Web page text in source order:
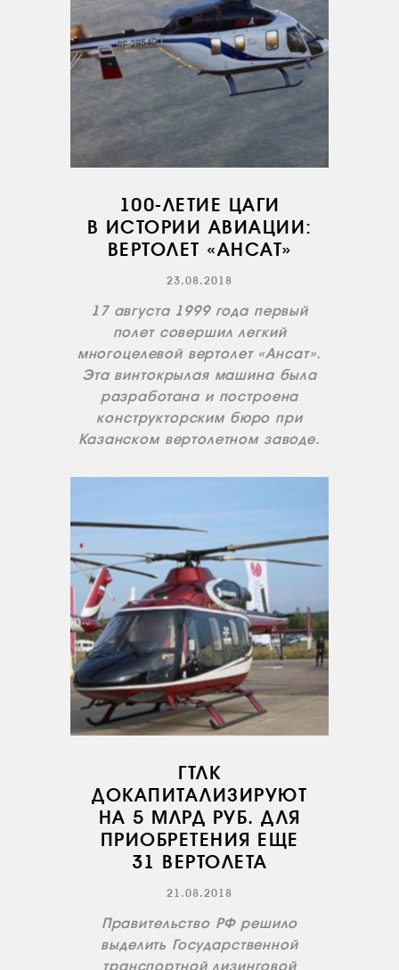
100-ЛЕТИЕ ЦАГИ
В ИСТОРИИ АВИАЦИИ:
ВЕРТОЛЕТ «АНСАТ»
23.08.2018
17 августа 1999 года первый
полет совершил легкий
многоцелевой вертолет «Ансат».
Эта винтокрылая машина была
разработана и построена
конструкторским бюро при
Казанском вертолетном заводе.
ГТЛК
ДОКАПИТАЛИЗИРУЮТ
НА 5 МЛРД РУБ. ДЛЯ
ПРИОБРЕТЕНИЯ ЕЩЕ
31 ВЕРТОЛЕТА
21.08.2018
Правительство РФ решило
выделить Государственной
транспортной лизинговой